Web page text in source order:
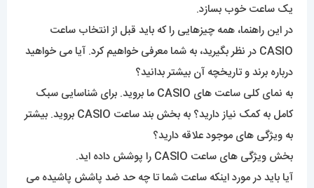
یک ساعت خوب بسازد.
در این راهنما، همه چیزهایی را که باید قبل از انتخاب ساعت
CASIO در نظر بگیرید، به شما معرفی خواهیم کرد. آیا می خواهید
درباره برند و تاریخچه آن بیشتر بدانید؟
به نمای کلی ساعت های CASIO ما بروید. برای شناسایی سبک
کامل به کمک نیاز دارید؟ به بخش بند ساعت CASIO بروید. بیشتر
به ویژگی های موجود علاقه دارید؟
بخش ویژگی های ساعت CASIO را پوشش داده اید.
آیا باید در مورد اینکه ساعت شما تا چه حد ضد پاشش پاشیده می